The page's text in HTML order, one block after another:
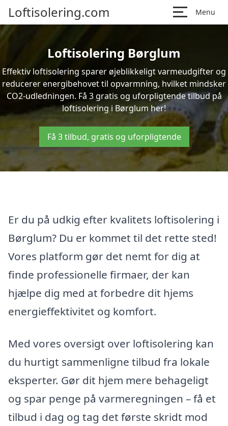
Loftisolering.com Menu
Loftisolering Børglum
Effektiv loftisolering sparer øjeblikkeligt varmeudgifter og
reducerer energibehovet til opvarmning, hvilket mindsker
CO2-udledningen. Få 3 gratis og uforpligtende tilbud på
loftisolering i Børglum her!
Få 3 tilbud, gratis og uforpligtende
Er du på udkig efter kvalitets loftisolering i
Børglum? Du er kommet til det rette sted!
Vores platform gør det nemt for dig at
finde professionelle firmaer, der kan
hjælpe dig med at forbedre dit hjems
energieffektivitet og komfort.
Med vores oversigt over loftisolering kan
du hurtigt sammenligne tilbud fra lokale
eksperter. Gør dit hjem mere behageligt
og spar penge på varmeregningen – få et
tilbud i dag og tag det første skridt mod